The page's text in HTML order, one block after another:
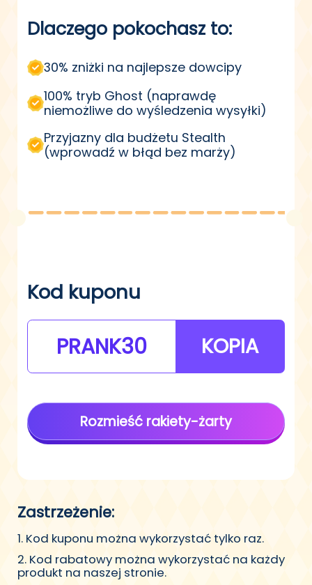
Kod kuponu
PRANK30 KOPIA
Rozmieść rakiety-żarty
Dlaczego pokochasz to:
30% zniżki na najlepsze dowcipy
100% tryb Ghost (naprawdę
niemożliwe do wyśledzenia wysyłki)
Przyjazny dla budżetu Stealth
(wprowadź w błąd bez marży)
Zastrzeżenie:
1. Kod kuponu można wykorzystać tylko raz.
2. Kod rabatowy można wykorzystać na każdy
produkt na naszej stronie.